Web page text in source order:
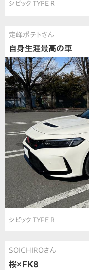
シビック TYPE R
定峰ポテトさん
自身生涯最高の車
シビック TYPE R
SOICHIROさん
桜×FK8